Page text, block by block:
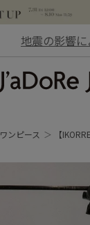
地震の影響
ワンピース 【